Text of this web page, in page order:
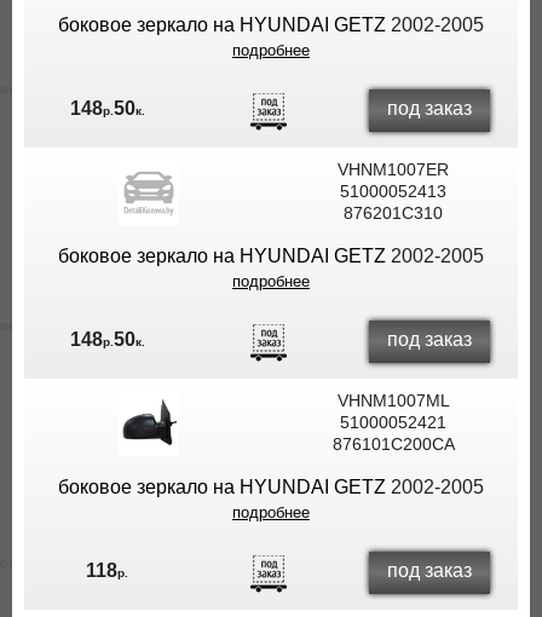
боковое зеркало на HYUNDAI GETZ 2002-2005
подробнее
148р. 50к. под заказ
VHNM1007ER
51000052413
876201C310
боковое зеркало на HYUNDAI GETZ 2002-2005
подробнее
148р. 50к. под заказ
VHNM1007ML
51000052421
876101C200CA
боковое зеркало на HYUNDAI GETZ 2002-2005
подробнее
118р. под заказ